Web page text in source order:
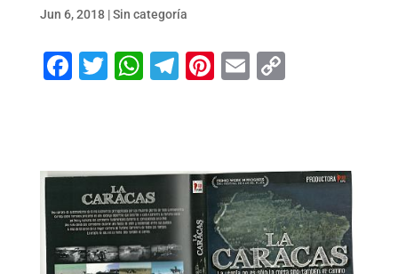
Jun 6, 2018|Sin categoría
Facebook
Twitter
WhatsApp
Telegram
Pinterest
EmailCopy